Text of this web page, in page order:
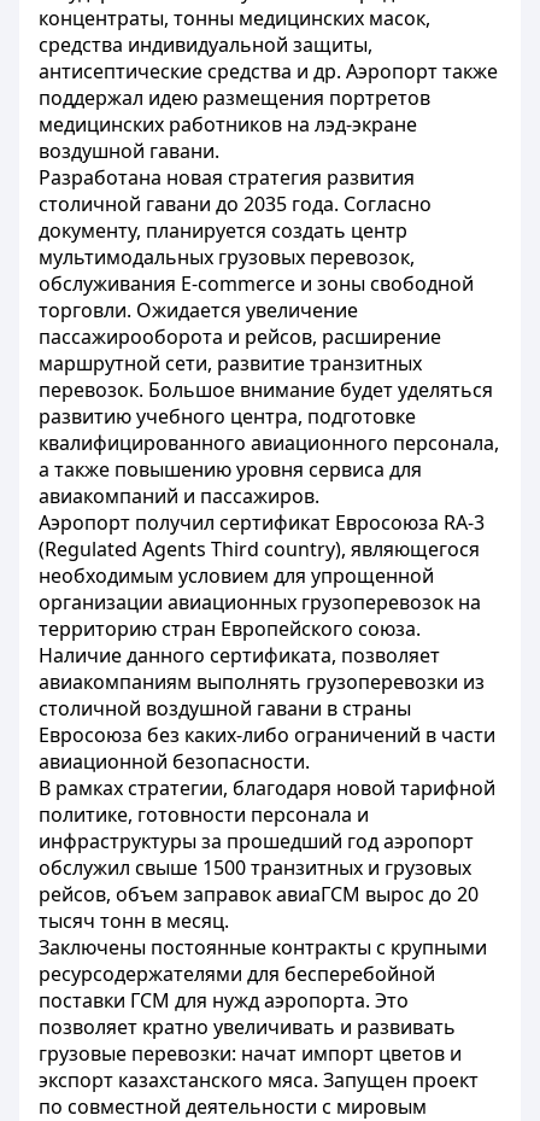
концентраты, тонны медицинских масок,
средства индивидуальной защиты,
антисептические средства и др. Аэропорт также
поддержал идею размещения портретов
медицинских работников на лэд-экране
воздушной гавани.
Разработана новая стратегия развития
столичной гавани до 2035 года. Согласно
документу, планируется создать центр
мультимодальных грузовых перевозок,
обслуживания E-commerce и зоны свободной
торговли. Ожидается увеличение
пассажирооборота и рейсов, расширение
маршрутной сети, развитие транзитных
перевозок. Большое внимание будет уделяться
развитию учебного центра, подготовке
квалифицированного авиационного персонала,
а также повышению уровня сервиса для
авиакомпаний и пассажиров.
Аэропорт получил сертификат Евросоюза RA-3
(Regulated Agents Third country), являющегося
необходимым условием для упрощенной
организации авиационных грузоперевозок на
территорию стран Европейского союза.
Наличие данного сертификата, позволяет
авиакомпаниям выполнять грузоперевозки из
столичной воздушной гавани в страны
Евросоюза без каких-либо ограничений в части
авиационной безопасности.
В рамках стратегии, благодаря новой тарифной
политике, готовности персонала и
инфраструктуры за прошедший год аэропорт
обслужил свыше 1500 транзитных и грузовых
рейсов, объем заправок авиаГСМ вырос до 20
тысяч тонн в месяц.
Заключены постоянные контракты с крупными
ресурсодержателями для бесперебойной
поставки ГСМ для нужд аэропорта. Это
позволяет кратно увеличивать и развивать
грузовые перевозки: начат импорт цветов и
экспорт казахстанского мяса. Запущен проект
по совместной деятельности с мировым